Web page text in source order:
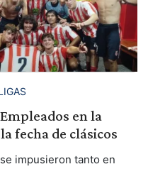
en la
fecha de clásicos
impusieron tanto en